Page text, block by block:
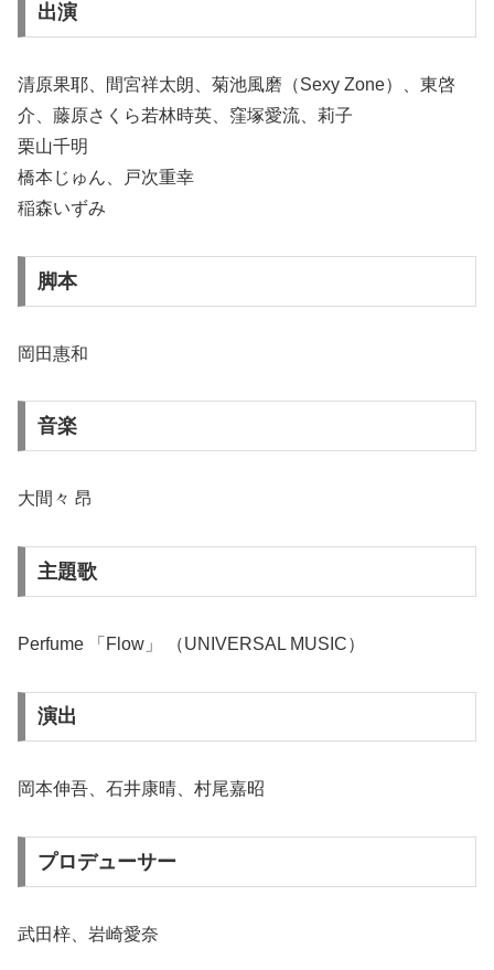
出演
清原果耶、間宮祥太朗、菊池風磨（Sexy Zone）、東啓
介、藤原さくら若林時英、窪塚愛流、莉子
栗山千明
橋本じゅん、戸次重幸
稲森いずみ
脚本
岡田惠和
音楽
大間々 昂
主題歌
Perfume 「Flow」 （UNIVERSAL MUSIC）
演出
岡本伸吾、石井康晴、村尾嘉昭
プロデューサー
武田梓、岩崎愛奈